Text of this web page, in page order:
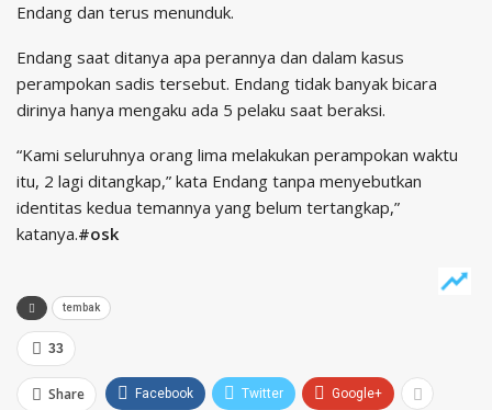
Endang dan terus menunduk.
Endang saat ditanya apa perannya dan dalam kasus
perampokan sadis tersebut. Endang tidak banyak bicara
dirinya hanya mengaku ada 5 pelaku saat beraksi.
“Kami seluruhnya orang lima melakukan perampokan waktu
itu, 2 lagi ditangkap,” kata Endang tanpa menyebutkan
identitas kedua temannya yang belum tertangkap,”
katanya.#osk
tembak
33
Share Facebook Twitter Google+